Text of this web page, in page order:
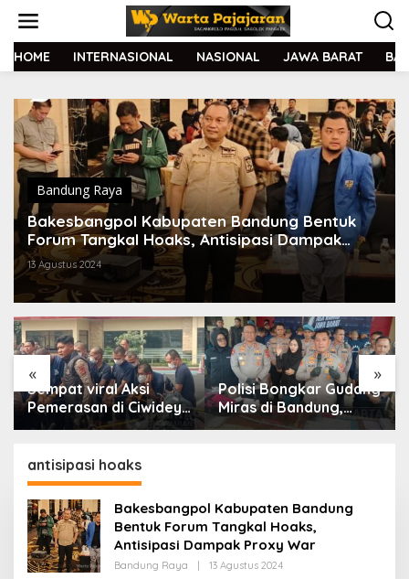
t
HOME INTERNASIONAL NASIONAL JAWA BARAT
Bandung Raya
Bakesbangpol Kabupaten Bandung Bentuk
Forum Tangkal Hoaks, Antisipasi Dampak
Proxy War
13 Agustus 2024
« »
Sempat viral Aksi
Pemerasan di Ciwidey,
Polisi Tangkap Dua
Polisi Bongkar Gudang
Miras di Bandung,
Lebih dari Enam Ribu
antisipasi hoaks
Bakesbangpol Kabupaten Bandung
Bentuk Forum Tangkal Hoaks,
Antisipasi Dampak Proxy War
Bandung Raya 13 Agustus 2024